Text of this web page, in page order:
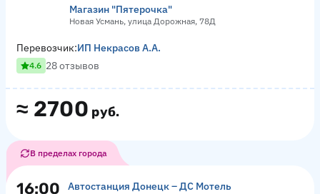
Магазин "Пятерочка"
Новая Усмань, улица Дорожная, 78Д
≈ 2700 руб.
Перевозчик:ИП Некрасов А.А.
4.6 28 отзывов
В пределах города
16:00 Автостанция Донецк – ДС Мотель